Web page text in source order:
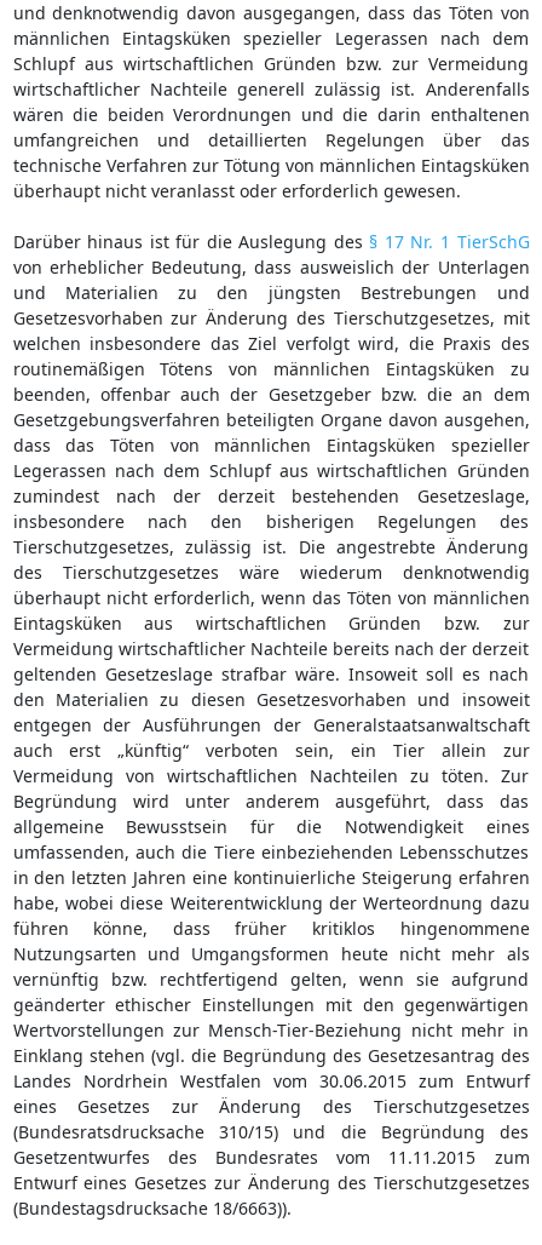
und denknotwendig davon ausgegangen, dass das Töten von
männlichen Eintagsküken spezieller Legerassen nach dem
Schlupf aus wirtschaftlichen Gründen bzw. zur Vermeidung
wirtschaftlicher Nachteile generell zulässig ist. Anderenfalls
wären die beiden Verordnungen und die darin enthaltenen
umfangreichen und detaillierten Regelungen über das
technische Verfahren zur Tötung von männlichen Eintagsküken
überhaupt nicht veranlasst oder erforderlich gewesen.
Darüber hinaus ist für die Auslegung des § 17 Nr. 1 TierSchG
von erheblicher Bedeutung, dass ausweislich der Unterlagen
und Materialien zu den jüngsten Bestrebungen und
Gesetzesvorhaben zur Änderung des Tierschutzgesetzes, mit
welchen insbesondere das Ziel verfolgt wird, die Praxis des
routinemäßigen Tötens von männlichen Eintagsküken zu
beenden, offenbar auch der Gesetzgeber bzw. die an dem
Gesetzgebungsverfahren beteiligten Organe davon ausgehen,
dass das Töten von männlichen Eintagsküken spezieller
Legerassen nach dem Schlupf aus wirtschaftlichen Gründen
zumindest nach der derzeit bestehenden Gesetzeslage,
insbesondere nach den bisherigen Regelungen des
Tierschutzgesetzes, zulässig ist. Die angestrebte Änderung
des Tierschutzgesetzes wäre wiederum denknotwendig
überhaupt nicht erforderlich, wenn das Töten von männlichen
Eintagsküken aus wirtschaftlichen Gründen bzw. zur
Vermeidung wirtschaftlicher Nachteile bereits nach der derzeit
geltenden Gesetzeslage strafbar wäre. Insoweit soll es nach
den Materialien zu diesen Gesetzesvorhaben und insoweit
entgegen der Ausführungen der Generalstaatsanwaltschaft
auch erst „künftig“ verboten sein, ein Tier allein zur
Vermeidung von wirtschaftlichen Nachteilen zu töten. Zur
Begründung wird unter anderem ausgeführt, dass das
allgemeine Bewusstsein für die Notwendigkeit eines
umfassenden, auch die Tiere einbeziehenden Lebensschutzes
in den letzten Jahren eine kontinuierliche Steigerung erfahren
habe, wobei diese Weiterentwicklung der Werteordnung dazu
führen könne, dass früher kritiklos hingenommene
Nutzungsarten und Umgangsformen heute nicht mehr als
vernünftig bzw. rechtfertigend gelten, wenn sie aufgrund
geänderter ethischer Einstellungen mit den gegenwärtigen
Wertvorstellungen zur Mensch-Tier-Beziehung nicht mehr in
Einklang stehen (vgl. die Begründung des Gesetzesantrag des
Landes Nordrhein Westfalen vom 30.06.2015 zum Entwurf
eines Gesetzes zur Änderung des Tierschutzgesetzes
(Bundesratsdrucksache 310/15) und die Begründung des
Gesetzentwurfes des Bundesrates vom 11.11.2015 zum
Entwurf eines Gesetzes zur Änderung des Tierschutzgesetzes
(Bundestagsdrucksache 18/6663)).